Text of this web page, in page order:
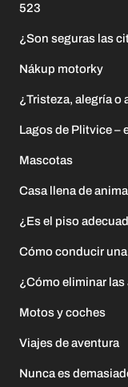
523
¿Son seguras las
Nákup motorky
¿Tristeza, alegría o
Lagos de Plitvice –
Mascotas
Casa llena de
¿Es el piso
Cómo conducir
¿Cómo eliminar las
Motos y coches
Viajes de aventura
Nunca es